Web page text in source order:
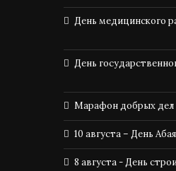
День медицинского
День
Марафон добрых дел
10 августа – День Абая
8 августа - День